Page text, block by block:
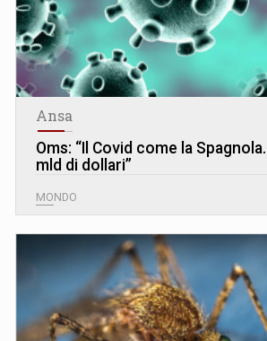
Ansa
Oms: “Il Covid come la
mld di dollari”
MONDO